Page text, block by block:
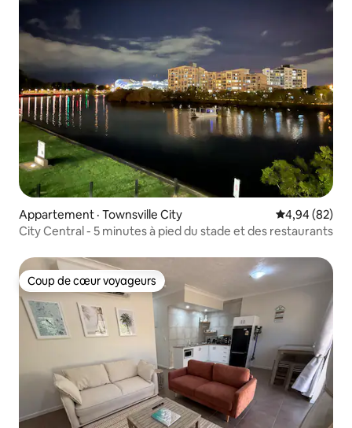
Appartement · Townsville City Note
4,94 (82)
City Central - 5 minutes à pied du stade et des restaurants
Coup de cœur voyageurs
Coup de cœur voyageurs